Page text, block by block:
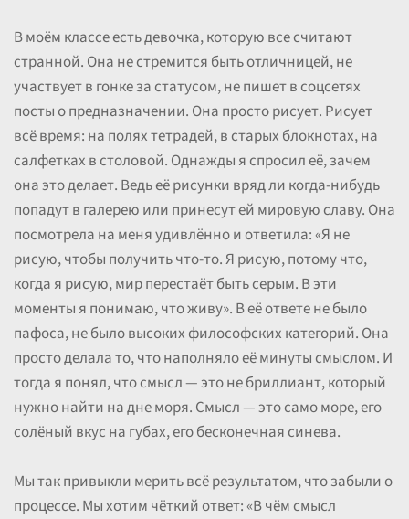
В моём классе есть девочка, которую все считают
странной. Она не стремится быть отличницей, не
участвует в гонке за статусом, не пишет в соцсетях
посты о предназначении. Она просто рисует. Рисует
всё время: на полях тетрадей, в старых блокнотах, на
салфетках в столовой. Однажды я спросил её, зачем
она это делает. Ведь её рисунки вряд ли когда-нибудь
попадут в галерею или принесут ей мировую славу. Она
посмотрела на меня удивлённо и ответила: «Я не
рисую, чтобы получить что-то. Я рисую, потому что,
когда я рисую, мир перестаёт быть серым. В эти
моменты я понимаю, что живу». В её ответе не было
пафоса, не было высоких философских категорий. Она
просто делала то, что наполняло её минуты смыслом. И
тогда я понял, что смысл — это не бриллиант, который
нужно найти на дне моря. Смысл — это само море, его
солёный вкус на губах, его бесконечная синева.
Мы так привыкли мерить всё результатом, что забыли о
процессе. Мы хотим чёткий ответ: «В чём смысл